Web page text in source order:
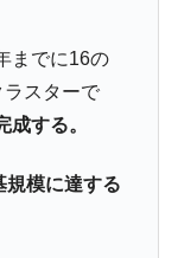
ズブズブ沈む。
合衆国企業に対
までに16の
スターで
する。
規模に達する